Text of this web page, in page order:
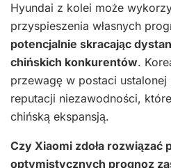
Hyundai z kolei może
przyspieszenia własnych
potencjalnie skracając
chińskich konkurentów.
przewagę w postaci ustalonej
reputacji niezawodności,
chińską ekspansją.
Czy Xiaomi zdoła rozwiązać
optymistycznych prognoz